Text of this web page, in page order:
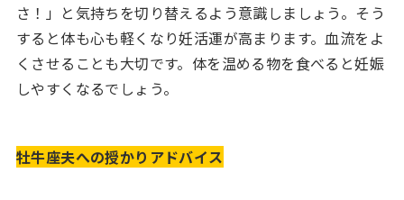
さ！」と気持ちを切り替えるよう意識しましょう。そう
すると体も心も軽くなり妊活運が高まります。血流をよ
くさせることも大切です。体を温める物を食べると妊娠
しやすくなるでしょう。
牡牛座夫への授かりアドバイス